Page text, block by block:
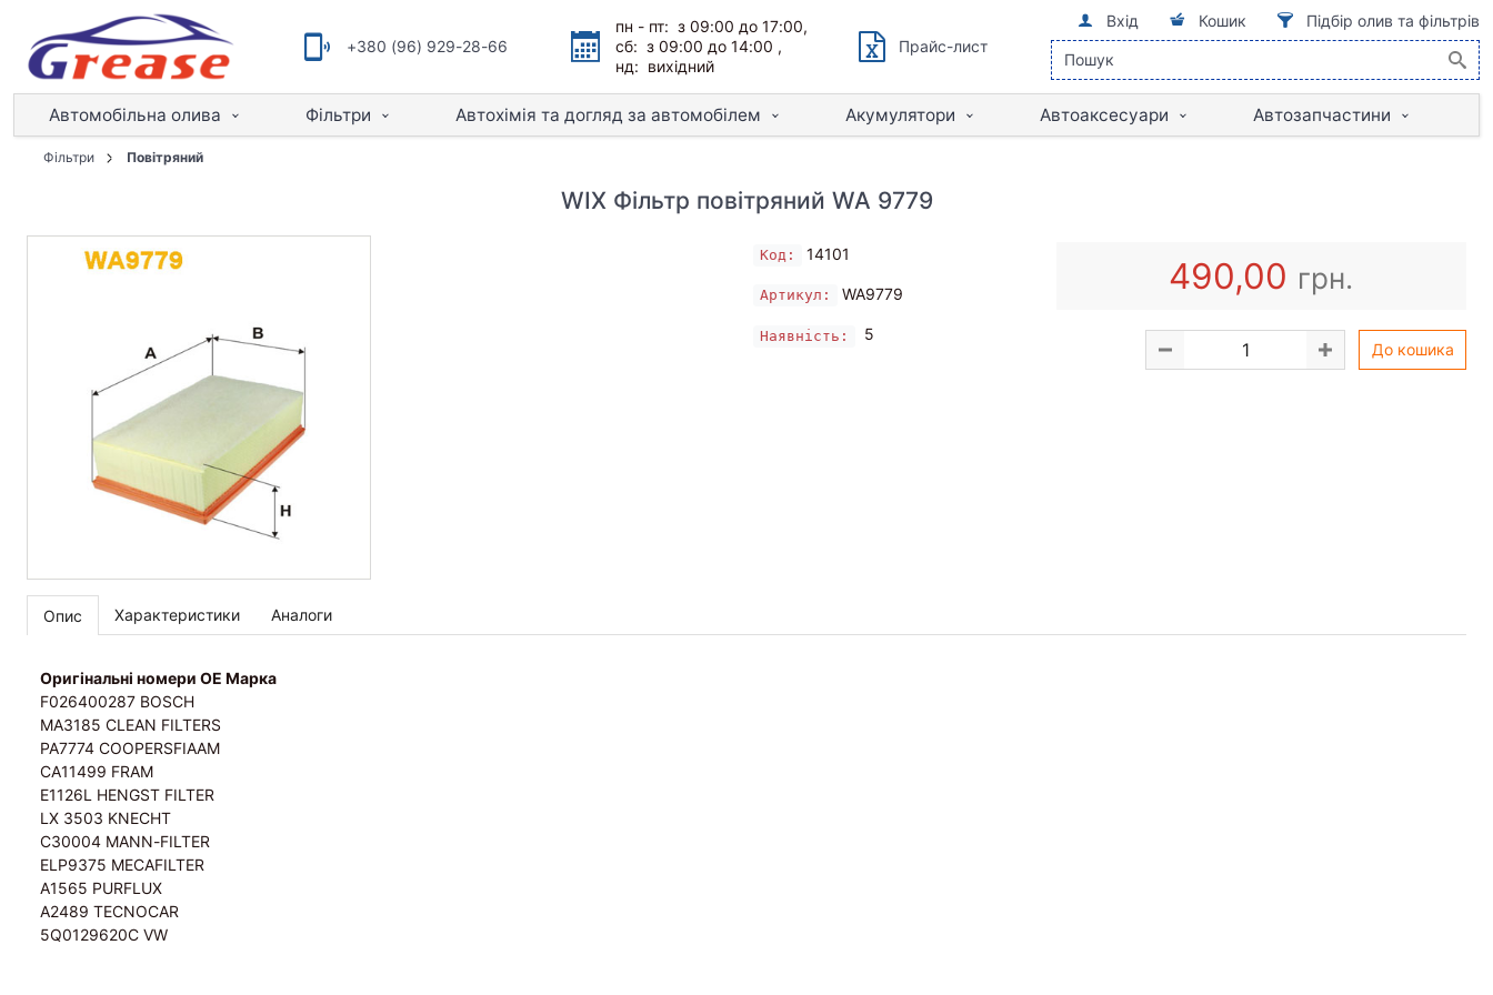
+380 (96) 929-28-66
пн - пт: з 09:00 до 17:00,
сб: з 09:00 до 14:00 ,
нд: вихідний
Прайс-лист
Вхід Кошик Підбір олив та фільтрів
Автомобільна олива Фільтри Автохімія та догляд за автомобілем Акумулятори Автоаксесуари Автозапчастини
Фільтри Повітряний
WIX Фільтр повітряний WA 9779
Код: 14101
Артикул: WA9779
Наявність: 5
490,00 грн.
До кошика
Опис Характеристики Аналоги
Оригінальні номери OE Марка
F026400287 BOSCH
MA3185 CLEAN FILTERS
PA7774 COOPERSFIAAM
CA11499 FRAM
E1126L HENGST FILTER
LX 3503 KNECHT
C30004 MANN-FILTER
ELP9375 MECAFILTER
A1565 PURFLUX
A2489 TECNOCAR
5Q0129620C VW